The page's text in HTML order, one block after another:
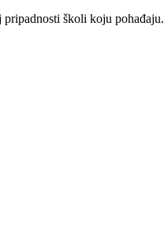
školi koju pohađaju.